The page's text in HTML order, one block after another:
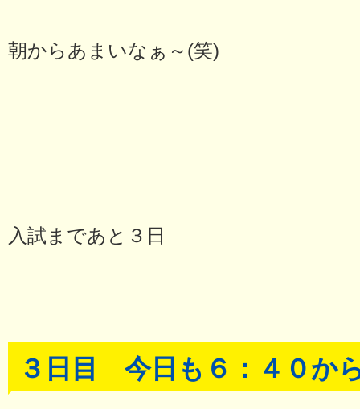
朝からあまいなぁ～(笑)
入試まであと３日
３日目 今日も６：４０か